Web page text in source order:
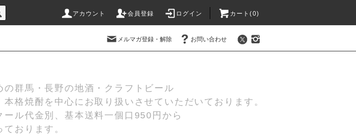
アカウント 会員登録 ログイン カート(0)
メルマガ登録・解除 お問い合わせ
の群馬・長野の地酒・クラフトビール
本格焼酎を中心にお取り扱いさせていただいております。
ール代金別、基本送料一個口950円から
おります。